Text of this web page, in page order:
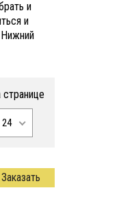
и
и
странице
24
Заказать